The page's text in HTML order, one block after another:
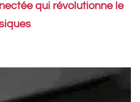
qui révolutionne le